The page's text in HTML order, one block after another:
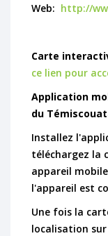
Web: http://
Carte
ce lien pour
Application
du
Installez
téléchargez la
appareil
l'appareil est
Une fois la
localisation